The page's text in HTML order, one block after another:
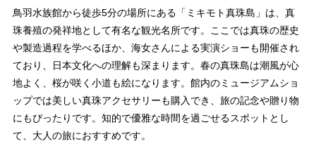
鳥羽水族館から徒歩5分の場所にある「ミキモト真珠島」は、真
珠養殖の発祥地として有名な観光名所です。ここでは真珠の歴史
や製造過程を学べるほか、海女さんによる実演ショーも開催され
ており、日本文化への理解も深まります。春の真珠島は潮風が心
地よく、桜が咲く小道も絵になります。館内のミュージアムショ
ップでは美しい真珠アクセサリーも購入でき、旅の記念や贈り物
にもぴったりです。知的で優雅な時間を過ごせるスポットとし
て、大人の旅におすすめです。